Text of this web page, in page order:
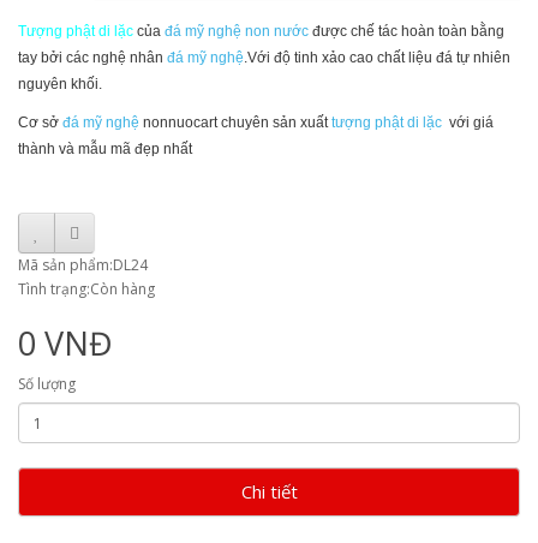
Tượng phật di lặc của đá mỹ nghệ non nước được chế tác hoàn toàn bằng
tay bởi các nghệ nhân đá mỹ nghệ.Với độ tinh xảo cao chất liệu đá tự nhiên
nguyên khối.
Cơ sở đá mỹ nghệ nonnuocart chuyên sản xuấttượng phật di lặc với giá
thành và mẫu mã đẹp nhất
Mã sản phẩm:DL24
Tình trạng:Còn hàng
0 VNĐ
Số lượng
Chi tiết